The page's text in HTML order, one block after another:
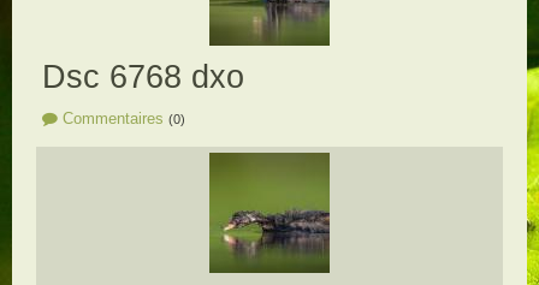
Dsc 6768 dxo
Commentaires (0)